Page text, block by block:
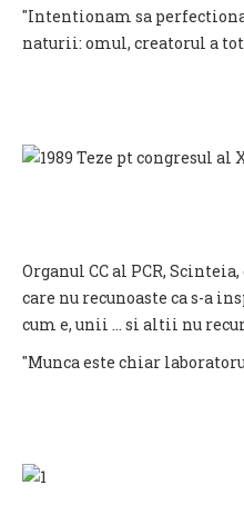
"Intentionam sa
naturii: omul, creatorul a tot
Organul CC al PCR,
care nu recunoaste ca s-a
cum e, unii ... si altii nu
"Munca este chiar